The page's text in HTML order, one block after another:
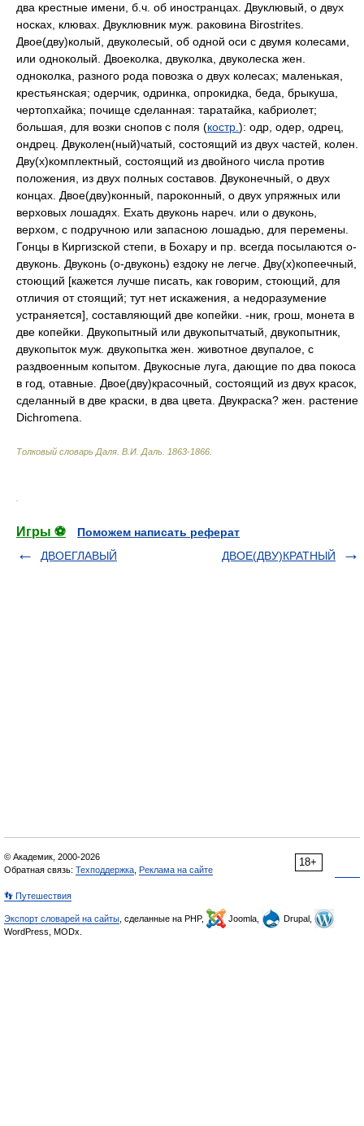
два крестные имени, б.ч. об иностранцах. Двуклювый, о двух
носках, клювах. Двуклювник муж. раковина Birostrites.
Двое(дву)колый, двуколесый, об одной оси с двумя колесами,
или одноколый. Двоеколка, двуколка, двуколеска жен.
одноколка, разного рода повозка о двух колесах; маленькая,
крестьянская; одерчик, одринка, опрокидка, беда, брыкуша,
чертопхайка; почище сделанная: таратайка, кабриолет;
большая, для возки снопов с поля (костр. ): одр, одер, одрец,
ондрец. Двуколен(ный)чатый, состоящий из двух частей, колен.
Дву(х)комплектный, состоящий из двойного числа против
положения, из двух полных составов. Двуконечный, о двух
концах. Двое(дву)конный, пароконный, о двух упряжных или
верховых лошадях. Ехать двуконь нареч. или о двуконь,
верхом, с подручною или запасною лошадью, для перемены.
Гонцы в Киргизской степи, в Бохару и пр. всегда посылаются о-
двуконь. Двуконь (о-двуконь) ездоку не легче. Дву(х)копеечный,
стоющий [кажется лучше писать, как говорим, стоющий, для
отличия от стоящий; тут нет искажения, а недоразумение
устраняется], составляющий две копейки. -ник, грош, монета в
две копейки. Двукопытный или двукопытчатый, двукопытник,
двукопыток муж. двукопытка жен. животное двупалое, с
раздвоенным копытом. Двукосные луга, дающие по два покоса
в год, отавные. Двое(дву)красочный, состоящий из двух красок,
сделанный в две краски, в два цвета. Двукраска? жен. растение
Dichromena.
Толковый словарь Даля В.И. Даль. 1863-1866
Игры ⚽
Поможем написать реферат
ДВОЕГЛАВЫЙ
ДВОЕ(ДВУ)КРАТНЫЙ
18+
© Академик, 2000-2026
Обратная связь: Техподдержка Реклама на сайте
👣 Путешествия
Экспорт словарей на сайты , сделанные на PHP, Joomla,
Drupal,
WordPress, MODx.